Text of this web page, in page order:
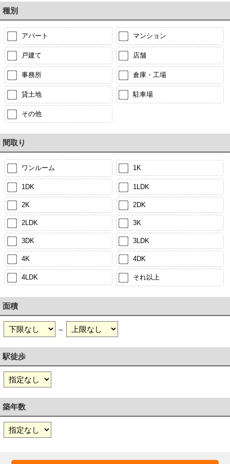
種別
アパート マンション
戸建て 店舗
事務所 倉庫・工場
貸土地 駐車場
その他
間取り
ワンルーム 1K
1DK 1LDK
2K 2DK
2LDK 3K
3DK 3LDK
4K 4DK
4LDK それ以上
面積
～
駅徒歩
築年数